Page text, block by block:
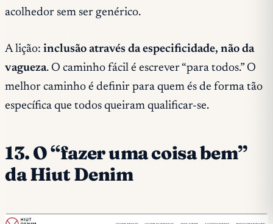
acolhedor sem ser genérico.
A lição: inclusão através da especificidade, não da
vagueza. O caminho fácil é escrever “para todos.” O
melhor caminho é definir para quem és de forma tão
específica que todos queiram qualificar-se.
13. O “fazer uma coisa bem”
da Hiut Denim